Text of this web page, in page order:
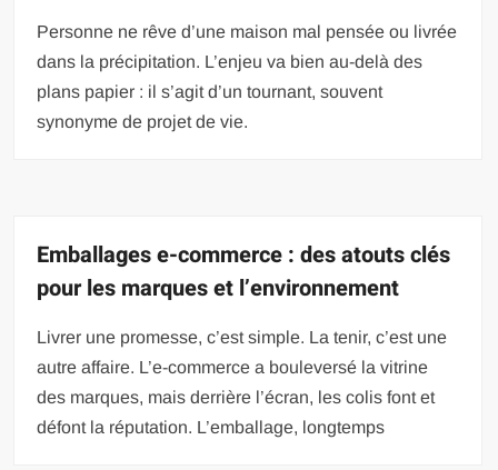
Personne ne rêve d’une maison mal pensée ou livrée
dans la précipitation. L’enjeu va bien au-delà des
plans papier : il s’agit d’un tournant, souvent
synonyme de projet de vie.
Emballages e-commerce : des atouts clés
pour les marques et l’environnement
Livrer une promesse, c’est simple. La tenir, c’est une
autre affaire. L’e-commerce a bouleversé la vitrine
des marques, mais derrière l’écran, les colis font et
défont la réputation. L’emballage, longtemps